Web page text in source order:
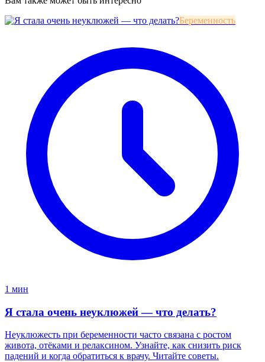
Беременность
1 мин
Я стала очень неуклюжей — что делать?
Неуклюжесть при беременности часто связана с ростом
живота, отёками и релаксином. Узнайте, как снизить риск
падений и когда обратиться к врачу. Читайте советы.